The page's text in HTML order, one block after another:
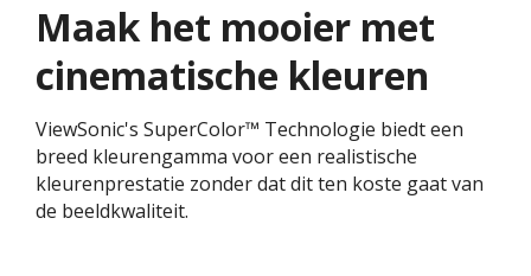
Maak het mooier met
cinematische kleuren
ViewSonic's SuperColor™ Technologie biedt een
breed kleurengamma voor een realistische
kleurenprestatie zonder dat dit ten koste gaat van
de beeldkwaliteit.